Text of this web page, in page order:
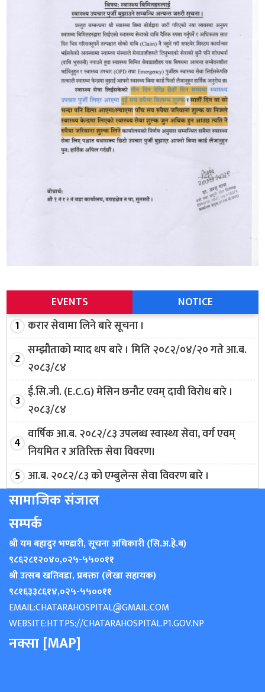
EVENTS
NOTICE
करार सेवामा लिने बारे सूचना ।
सम्झौताको म्याद थप बारे । मिति २०८२/०४/२० गते आ.ब.
२०८३/८४
ई.सि.जी. (E.C.G) मेसिन छनौट एवम् दावी विरोध बारे ।
२०८३/८४
वार्षिक आ.ब. २०८२/८३ उपलब्ध स्वास्थ्य सेवा, वर्ग एवम्
नियमित र अतिरिक्त सेवा विवरण।
आ.ब. २०८२/८३ को एम्बुलेन्स सेवा विवरण बारे ।
सामाजिक संजाल
सम्पर्क
श्री यम बहादुर भण्डारी, सूचना अधिकारी (सि.अ.हे.ब)
९८६२८१२०४०,०२५-५५००११
श्री उत्सब खतिवडा, प्रबक्ता (लेखा सहायक)
९८१६३३८६१४,०२५-५५००११
EMAIL:CHATARAHOSPITAL@GMAIL.COM
WEBSITE:HTTPS://CHATARAHOSPITAL.P1.GOV.NP
नक्सा [MAP]